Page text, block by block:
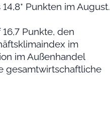
Punkten im August.
Punkte, den
im
im Außenhandel
gesamtwirtschaftliche